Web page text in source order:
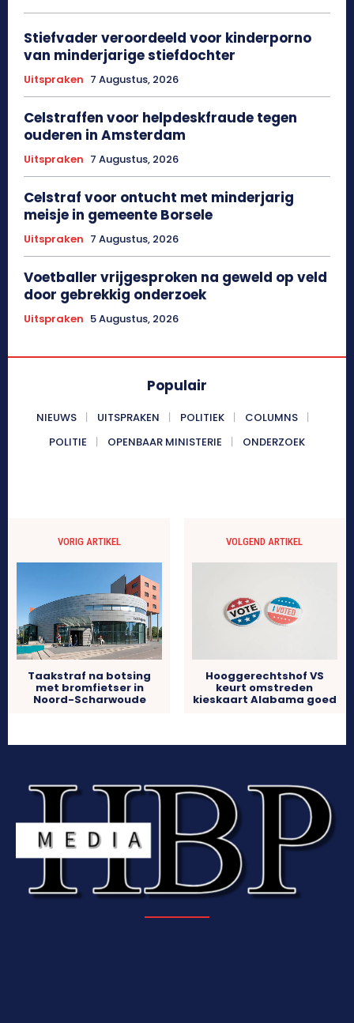
Stiefvader veroordeeld voor kinderporno
van minderjarige stiefdochter
Uitspraken 7 Augustus, 2026
Celstraffen voor helpdeskfraude tegen
ouderen in Amsterdam
Uitspraken 7 Augustus, 2026
Celstraf voor ontucht met minderjarig
meisje in gemeente Borsele
Uitspraken 7 Augustus, 2026
Voetballer vrijgesproken na geweld op veld
door gebrekkig onderzoek
Uitspraken 5 Augustus, 2026
Populair
NIEUWS UITSPRAKEN POLITIEK
COLUMNS
POLITIE
OPENBAAR MINISTERIE ONDERZOEK
VORIG ARTIKEL
Taakstraf na botsing
met bromfietser in
Noord-Scharwoude
VOLGEND ARTIKEL
Hooggerechtshof VS
keurt omstreden
kieskaart Alabama goed